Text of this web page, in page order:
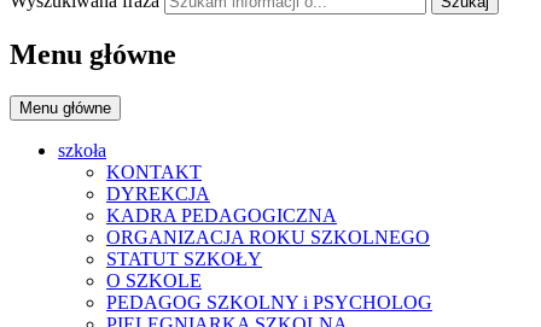
Menu główne
Menu główne
szkoła
KONTAKT
DYREKCJA
KADRA PEDAGOGICZNA
ORGANIZACJA ROKU SZKOLNEGO
STATUT SZKOŁY
O SZKOLE
PEDAGOG SZKOLNY i PSYCHOLOG